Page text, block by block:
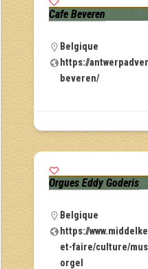
Cafe Beveren
Belgique
https://
beveren/
Orgues Eddy Goderis
Belgique
https://
et-faire/culture/
orgel